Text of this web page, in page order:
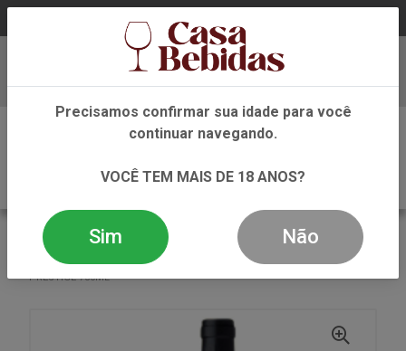
Baixe já nosso APP
VOLTAR
VINHO
TINTO
VINHO TINTO CHATEAU LES MILLAUX SUPERIOR
PRESTIGE 750ML
Precisamos confirmar sua idade para você
continuar navegando.
VOCÊ TEM MAIS DE 18 ANOS?
Sim Não